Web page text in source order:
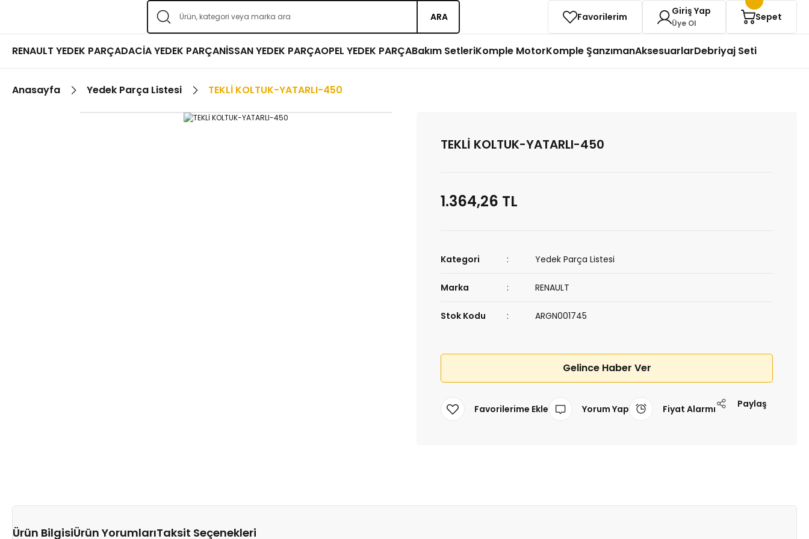
ARA Favorilerim Giriş Yap
Üye Ol
Sepet
RENAULT YEDEK PARÇADACİA YEDEK PARÇANİSSAN YEDEK PARÇAOPEL YEDEK PARÇABakım SetleriKomple MotorKomple ŞanzımanAksesuarlarDebriyaj Seti
Anasayfa Yedek Parça Listesi TEKLİ KOLTUK-YATARLI-450
TEKLİ KOLTUK-YATARLI-450
1.364,26 TL
Kategori Yedek Parça Listesi
Marka RENAULT
Stok Kodu ARGN001745
Gelince Haber Ver
Yorum Yap Fiyat Alarmı Paylaş
Ürün BilgisiÜrün YorumlarıTaksit Seçenekleri